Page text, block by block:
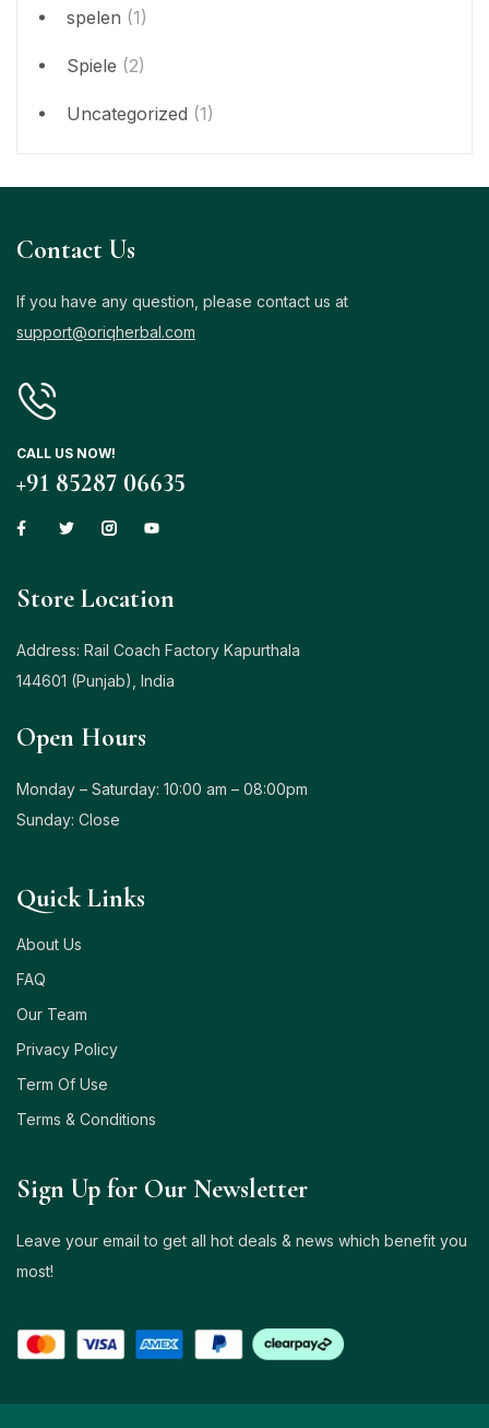
spelen (1)
Spiele (2)
Uncategorized (1)
Contact Us
If you have any question, please contact us at
support@oriqherbal.com
CALL US NOW!
+91 85287 06635
Store Location
Address: Rail Coach Factory Kapurthala
144601 (Punjab), India
Open Hours
Monday – Saturday: 10:00 am – 08:00pm
Sunday: Close
Quick Links
About Us
FAQ
Our Team
Privacy Policy
Term Of Use
Terms & Conditions
Sign Up for Our Newsletter
Leave your email to get all hot deals & news which benefit you
most!